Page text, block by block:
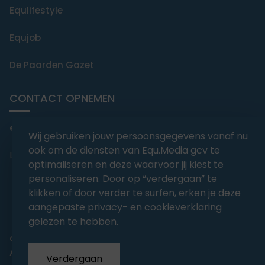
Equlifestyle
Equjob
De Paarden Gazet
CONTACT OPNEMEN
editorial@equmedia.be
Langendamdreef 22 9880 Aalter België
abonnementsvoorwaarden
Algemene voorwaarden
Wij gebruiken jouw persoonsgegevens vanaf nu
ook om de diensten van Equ.Media gcv te
optimaliseren en deze waarvoor jij kiest te
personaliseren. Door op “verdergaan” te
klikken of door verder te surfen, erken je deze
aangepaste privacy- en cookieverklaring
gelezen te hebben.
Verdergaan